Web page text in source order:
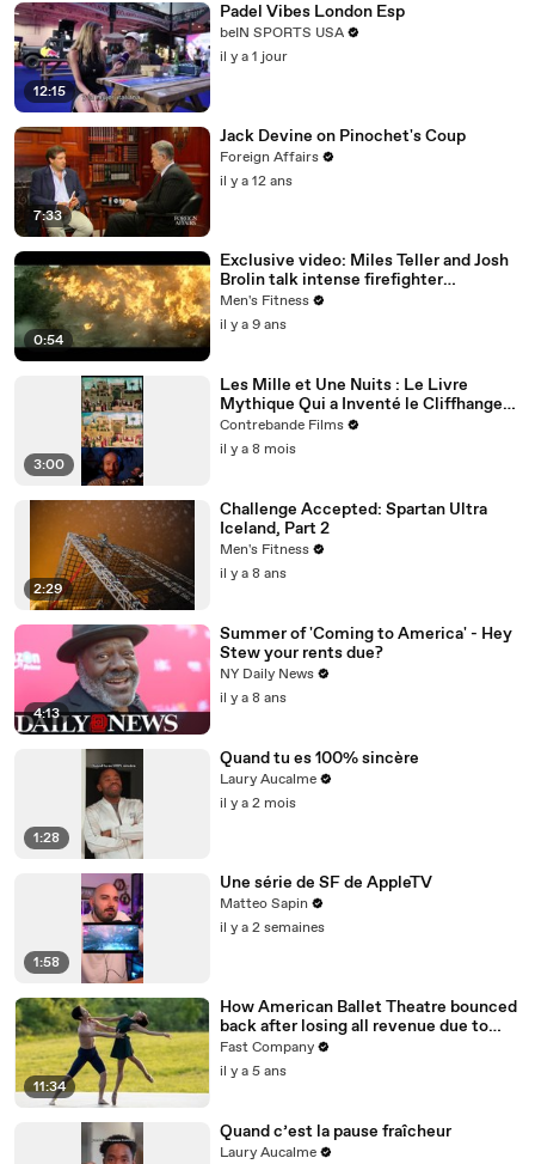
12:15
Padel Vibes London Esp
beIN SPORTS USA
il y a 1 jour
7:33
Jack Devine on Pinochet's Coup
Foreign Affairs
il y a 12 ans
0:54
Exclusive video: Miles Teller and Josh
Brolin talk intense firefighter
bootcamp for ‘Only the Brave’
Men's Fitness
il y a 9 ans
3:00
Les Mille et Une Nuits : Le Livre
Mythique Qui a Inventé le Cliffhanger
et le Binge-Watching Avant Netflix
Contrebande Films
il y a 8 mois
2:29
Challenge Accepted: Spartan Ultra
Iceland, Part 2
Men's Fitness
il y a 8 ans
4:13
Summer of 'Coming to America' - Hey
Stew your rents due?
NY Daily News
il y a 8 ans
1:28
Quand tu es 100% sincère
Laury Aucalme
il y a 2 mois
1:58
Une série de SF de AppleTV
Matteo Sapin
il y a 2 semaines
11:34
How American Ballet Theatre bounced
back after losing all revenue due to
COVID
Fast Company
il y a 5 ans
Quand c’est la pause fraîcheur
Laury Aucalme